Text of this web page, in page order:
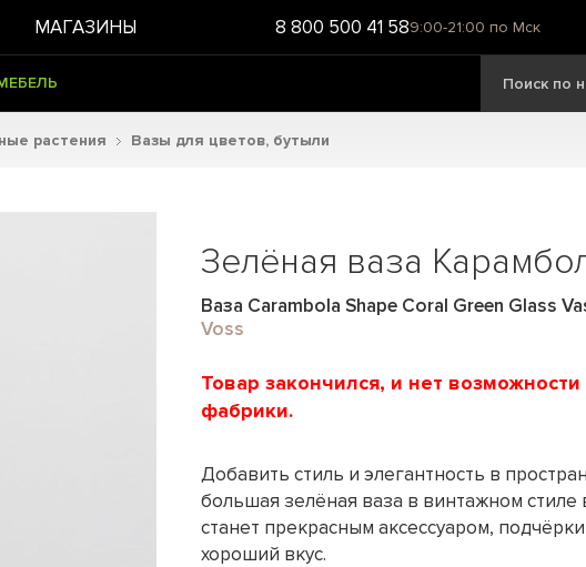
МАГАЗИНЫ 8 800 500 41 589:00-21:00 по Мск
растения Вазы для цветов, бутыли
Зелёная ваза
Ваза Carambola Shape Coral Green Glass
Voss
Товар закончился, и нет
фабрики.
Добавить стиль и элегантность в
большая зелёная ваза в винтажном
станет прекрасным аксессуаром,
хороший вкус.